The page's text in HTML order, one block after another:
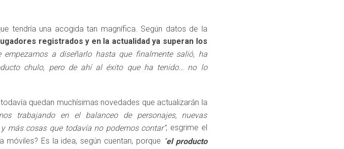
tendría una acogida tan magnífica. Según datos de la
registrados y en la actualidad ya superan los
empezamos a diseñarlo hasta que finalmente salió, ha
chulo, pero de ahí al éxito que ha tenido… no lo
quedan muchísimas novedades que actualizarán la
trabajando en el balanceo de personajes, nuevas
más cosas que todavía no podemos contar”, esgrime el
móviles? Es la idea, según cuentan, porque “el producto